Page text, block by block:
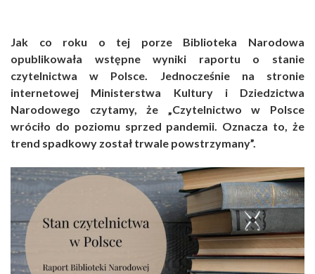
Jak co roku o tej porze Biblioteka Narodowa
opublikowała wstępne wyniki raportu o stanie
czytelnictwa w Polsce. Jednocześnie na stronie
internetowej Ministerstwa Kultury i Dziedzictwa
Narodowego czytamy, że
„Czytelnictwo w Polsce
wróciło do poziomu sprzed pandemii. Oznacza to, że
trend spadkowy został trwale powstrzymany”.